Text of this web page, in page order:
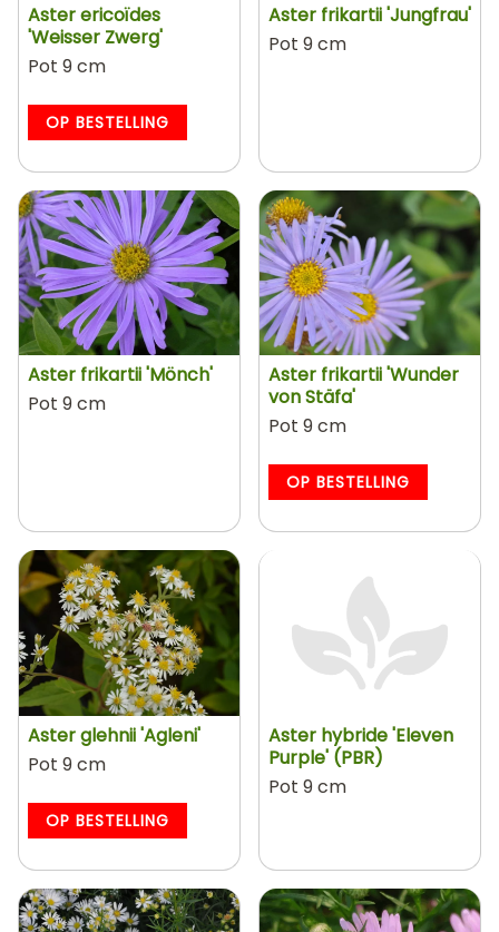
Aster ericoïdes
'Weisser Zwerg'
Pot 9 cm
OP BESTELLING
Aster frikartii 'Jungfrau'
Pot 9 cm
Aster frikartii 'Mönch'
Pot 9 cm
Aster frikartii 'Wunder
von Stäfa'
Pot 9 cm
OP BESTELLING
Aster glehnii 'Agleni'
Pot 9 cm
OP BESTELLING
Aster hybride 'Eleven
Purple' (PBR)
Pot 9 cm